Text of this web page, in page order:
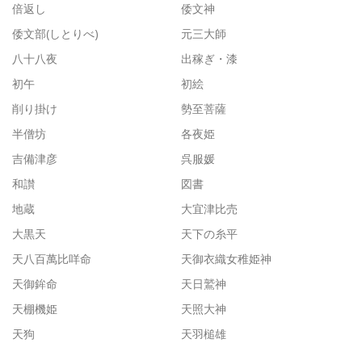
倍返し
倭文神
倭文部(しとりべ)
元三大師
八十八夜
出稼ぎ・漆
初午
初絵
削り掛け
勢至菩薩
半僧坊
各夜姫
吉備津彦
呉服媛
和讃
図書
地蔵
大宜津比売
大黒天
天下の糸平
天八百萬比咩命
天御衣織女稚姫神
天御鉾命
天日鷲神
天棚機姫
天照大神
天狗
天羽槌雄